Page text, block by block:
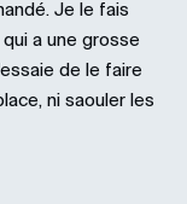
Je le fais
a une grosse
de le faire
ni saouler les